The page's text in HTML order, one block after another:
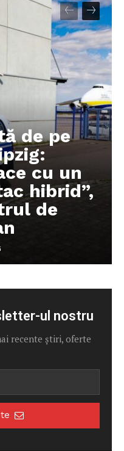
de pe
cu un
hibrid”,
de
ul nostru
recente știri, oferte